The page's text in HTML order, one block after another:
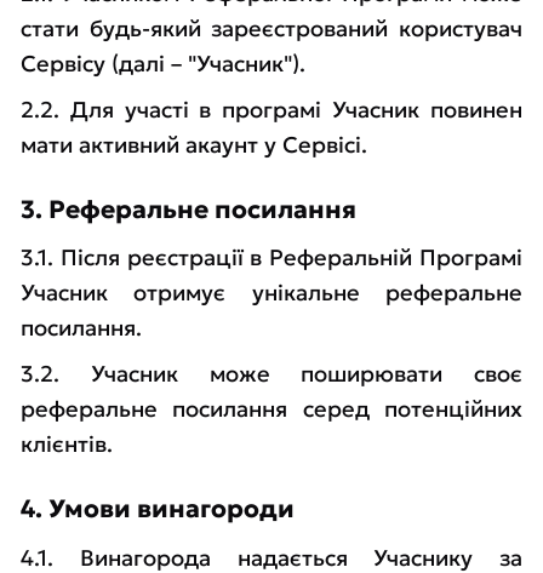
стати будь-який зареєстрований користувач
Сервісу (далі – "Учасник").
2.2. Для участі в програмі Учасник повинен
мати активний акаунт у Сервісі.
3. Реферальне посилання
3.1. Після реєстрації в Реферальній Програмі
Учасник отримує унікальне реферальне
посилання.
3.2. Учасник може поширювати своє
реферальне посилання серед потенційних
клієнтів.
4. Умови винагороди
4.1. Винагорода надається Учаснику за